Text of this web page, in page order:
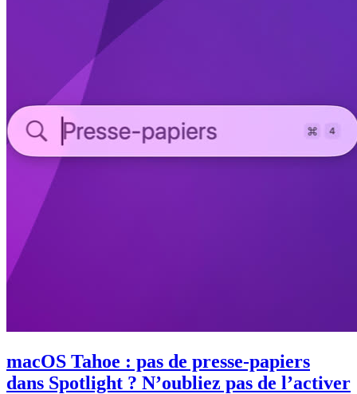
macOS Tahoe : pas de presse-papiers
dans Spotlight ? N’oubliez pas de l’activer